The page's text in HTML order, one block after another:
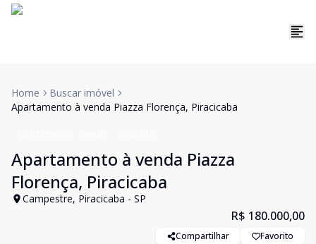
Home
Buscar imóvel
Apartamento à venda Piazza Florença, Piracicaba
Apartamento à venda Piazza
Florença, Piracicaba
Campestre, Piracicaba - SP
R$ 180.000,00
Compartilhar Favorito